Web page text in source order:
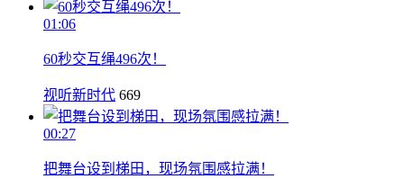
01:06
60秒交互绳496次！
视听新时代 669
00:27
把舞台设到梯田，现场氛围感拉满！